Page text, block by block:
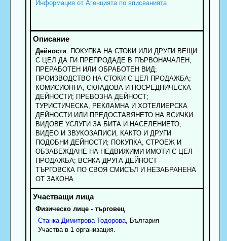
Информация от Агенцията по вписванията
Дейности: ПОКУПКА НА СТОКИ ИЛИ ДРУГИ ВЕЩИ
С ЦЕЛ ДА ГИ ПРЕПРОДАДЕ В ПЪРВОНАЧАЛЕН,
ПРЕРАБОТЕН ИЛИ ОБРАБОТЕН ВИД;
ПРОИЗВОДСТВО НА СТОКИ С ЦЕЛ ПРОДАЖБА;
КОМИСИОННА, СКЛАДОВА И ПОСРЕДНИЧЕСКА
ДЕЙНОСТИ; ПРЕВОЗНА ДЕЙНОСТ;
ТУРИСТИЧЕСКА, РЕКЛАМНА И ХОТЕЛИЕРСКА
ДЕЙНОСТИ ИЛИ ПРЕДОСТАВЯНЕТО НА ВСИЧКИ
ВИДОВЕ УСЛУГИ ЗА БИТА И НАСЕЛЕНИЕТО;
ВИДЕО И ЗВУКОЗАПИСИ, КАКТО И ДРУГИ
ПОДОБНИ ДЕЙНОСТИ; ПОКУПКА, СТРОЕЖ И
ОБЗАВЕЖДАНЕ НА НЕДВИЖИМИ ИМОТИ С ЦЕЛ
ПРОДАЖБА; ВСЯКА ДРУГА ДЕЙНОСТ
ТЪРГОВСКА ПО СВОЯ СМИСЪЛ И НЕЗАБРАНЕНА
ОТ ЗАКОНА
Физическо лице - търговец
Станка Димитрова Тодорова, България
Участва в 1 организация.